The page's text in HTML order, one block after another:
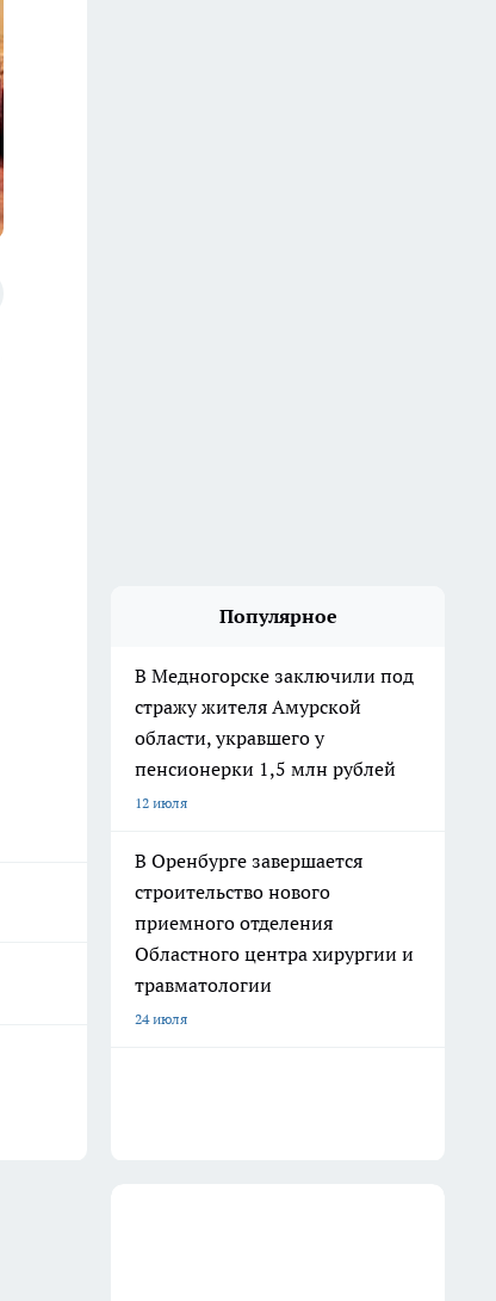
Популярное
В Медногорске заключили под
стражу жителя Амурской
области, укравшего у
пенсионерки 1,5 млн рублей
12 июля
В Оренбурге завершается
строительство нового
приемного отделения
Областного центра хирургии и
травматологии
24 июля